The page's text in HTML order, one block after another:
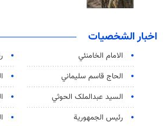
اخبار الشخصيات
الامام الخامنئي
الحاج قاسم سليماني
السید عبدالملک الحوثي
رئيس الجمهورية